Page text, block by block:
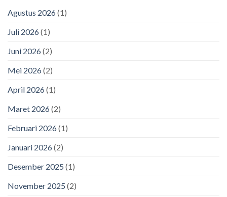
Agustus 2026(1)
Juli 2026(1)
Juni 2026(2)
Mei 2026(2)
April 2026(1)
Maret 2026(2)
Februari 2026(1)
Januari 2026(2)
Desember 2025 (1)
November 2025 (2)